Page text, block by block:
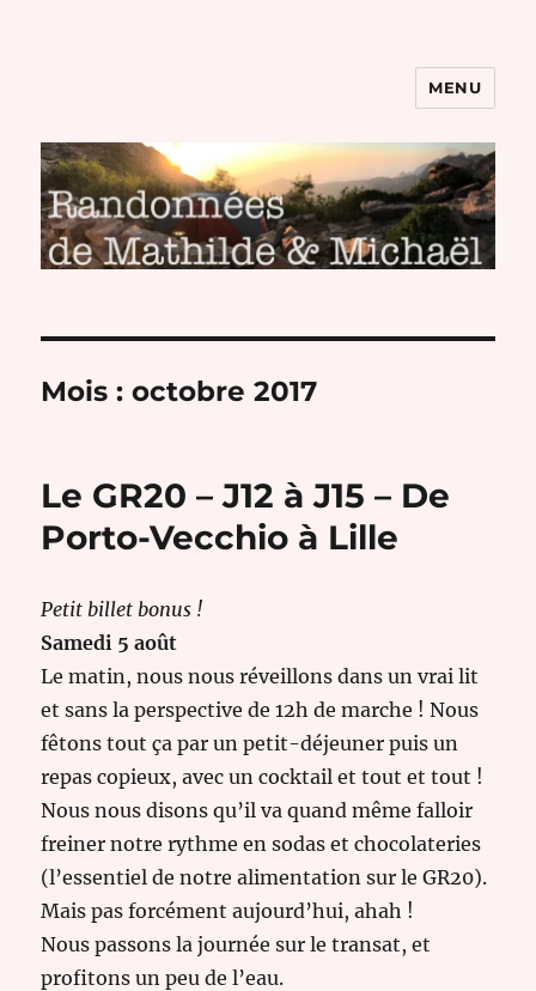
Randonnées de Mathilde et
Michaël
MENU
Mois :octobre 2017
Le GR20 – J12 à J15 – De
Porto-Vecchio à Lille
Petit billet bonus !
Samedi 5 août
Le matin, nous nous réveillons dans un vrai lit
et sans la perspective de 12h de marche ! Nous
fêtons tout ça par un petit-déjeuner puis un
repas copieux, avec un cocktail et tout et tout !
Nous nous disons qu’il va quand même falloir
freiner notre rythme en sodas et chocolateries
(l’essentiel de notre alimentation sur le GR20).
Mais pas forcément aujourd’hui, ahah !
Nous passons la journée sur le transat, et
profitons un peu de l’eau.